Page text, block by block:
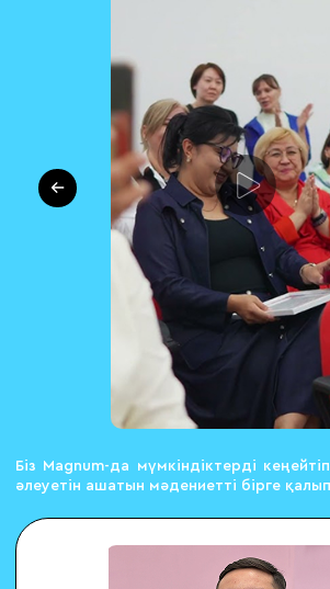
Біз Magnum-да мүмкіндіктерді
әлеуетін ашатын мәдениетті бірге